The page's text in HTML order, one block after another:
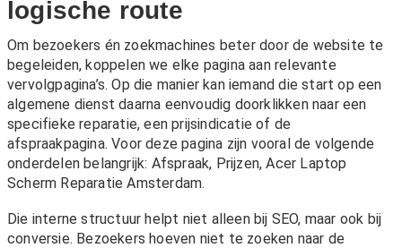
logische route
Om bezoekers én zoekmachines beter door de website te
begeleiden, koppelen we elke pagina aan relevante
vervolgpagina’s. Op die manier kan iemand die start op een
algemene dienst daarna eenvoudig doorklikken naar een
specifieke reparatie, een prijsindicatie of de
afspraakpagina. Voor deze pagina zijn vooral de volgende
onderdelen belangrijk: Afspraak, Prijzen,Acer Laptop
Scherm Reparatie Amsterdam.
Die interne structuur helpt niet alleen bij SEO, maar ook bij
conversie. Bezoekers hoeven niet te zoeken naar de